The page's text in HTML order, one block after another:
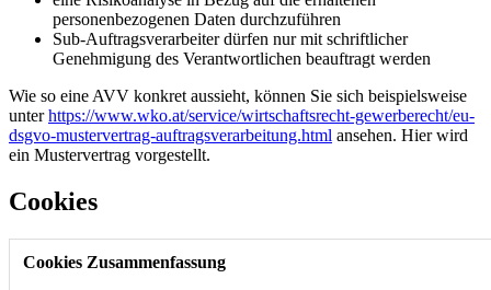
personenbezogenen Daten durchzuführen
Sub-Auftragsverarbeiter dürfen nur mit schriftlicher
Genehmigung des Verantwortlichen beauftragt werden
Wie so eine AVV konkret aussieht, können Sie sich beispielsweise
unterhttps://www.wko.at/service/wirtschaftsrecht-gewerberecht/eu-
dsgvo-mustervertrag-auftragsverarbeitung.html ansehen. Hier wird
ein Mustervertrag vorgestellt.
Cookies
Cookies Zusammenfassung